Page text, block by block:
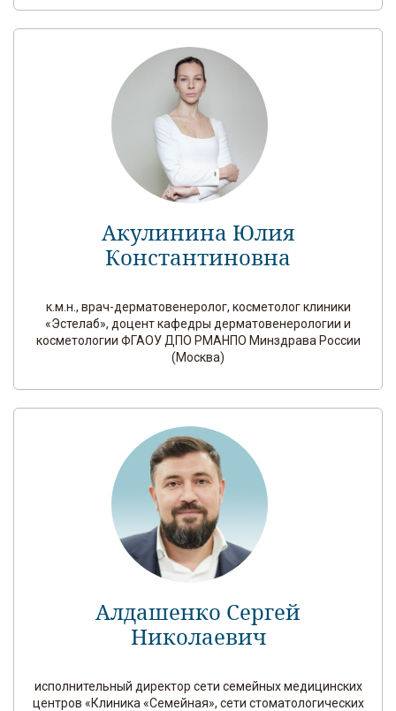
Акулинина Юлия
Константиновна
к.м.н., врач-дерматовенеролог, косметолог клиники
«Эстелаб», доцент кафедры дерматовенерологии и
косметологии ФГАОУ ДПО РМАНПО Минздрава России
(Москва)
Алдашенко Сергей
Николаевич
исполнительный директор сети семейных медицинских
центров «Клиника «Семейная», сети стоматологических